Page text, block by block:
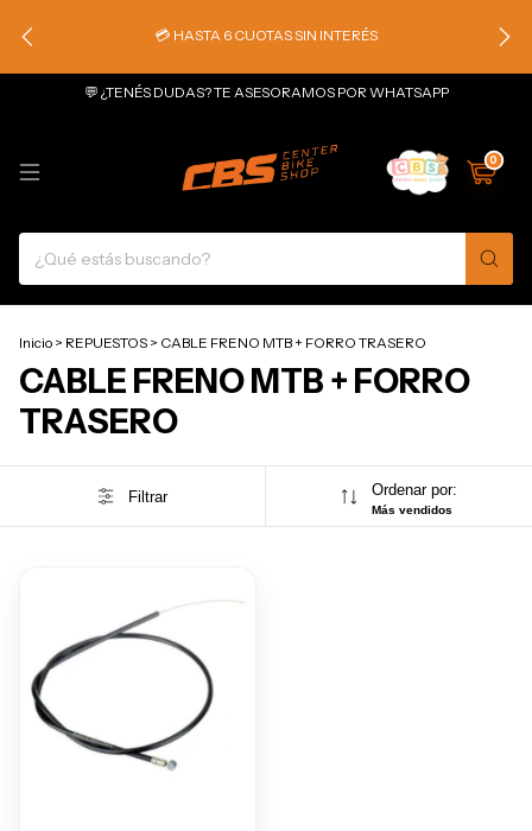
💳 HASTA 6 CUOTAS SIN INTERÉS
💬 ¿TENÉS DUDAS? TE ASESORAMOS POR WHATSAPP
0
Inicio > REPUESTOS > CABLE FRENO MTB + FORRO TRASERO
CABLE FRENO MTB + FORRO
TRASERO
Filtrar Ordenar por:
Más vendidos